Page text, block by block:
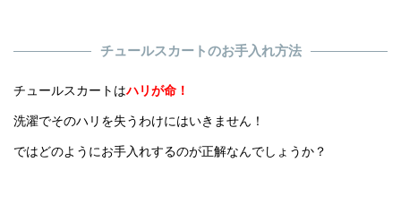
チュールスカートのお手入れ方法
チュールスカートはハリが命！
洗濯でそのハリを失うわけにはいきません！
ではどのようにお手入れするのが正解なんでしょうか？